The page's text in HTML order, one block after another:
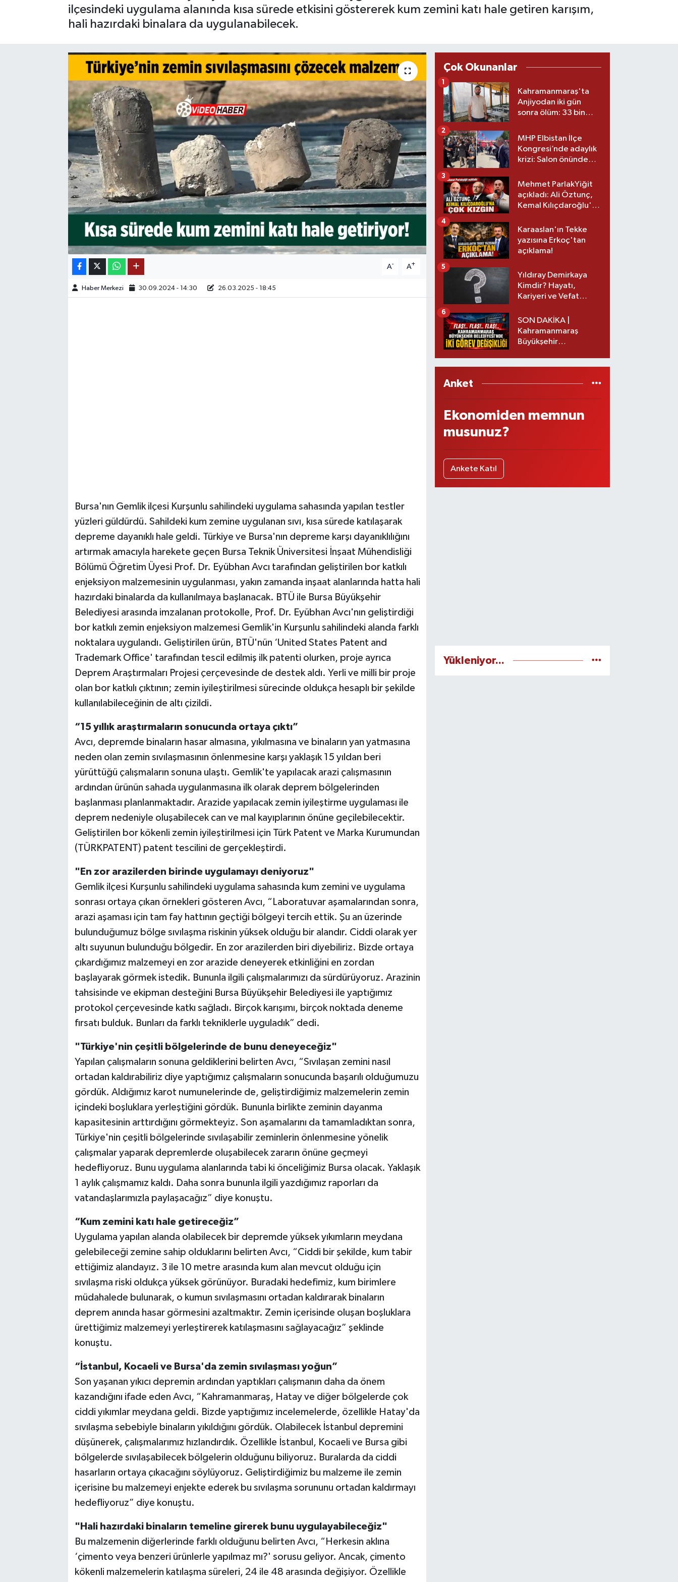
ilçesindeki uygulama alanında kısa sürede etkisini göstererek kum zemini katı hale getiren karışım,
hali hazırdaki binalara da uygulanabilecek.
A- A+
Haber Merkezi 30.09.2024 - 14:30 26.03.2025 - 18:45
Bursa'nın Gemlik ilçesi Kurşunlu sahilindeki uygulama sahasında yapılan testler
yüzleri güldürdü. Sahildeki kum zemine uygulanan sıvı, kısa sürede katılaşarak
depreme dayanıklı hale geldi. Türkiye ve Bursa'nın depreme karşı dayanıklılığını
artırmak amacıyla harekete geçen Bursa Teknik Üniversitesi İnşaat Mühendisliği
Bölümü Öğretim Üyesi Prof. Dr. Eyübhan Avcı tarafından geliştirilen bor katkılı
enjeksiyon malzemesinin uygulanması, yakın zamanda inşaat alanlarında hatta hali
hazırdaki binalarda da kullanılmaya başlanacak. BTÜ ile Bursa Büyükşehir
Belediyesi arasında imzalanan protokolle, Prof. Dr. Eyübhan Avcı'nın geliştirdiği
bor katkılı zemin enjeksiyon malzemesi Gemlik'in Kurşunlu sahilindeki alanda farklı
noktalara uygulandı. Geliştirilen ürün, BTÜ'nün ‘United States Patent and
Trademark Office' tarafından tescil edilmiş ilk patenti olurken, proje ayrıca
Deprem Araştırmaları Projesi çerçevesinde de destek aldı. Yerli ve milli bir proje
olan bor katkılı çıktının; zemin iyileştirilmesi sürecinde oldukça hesaplı bir şekilde
kullanılabileceğinin de altı çizildi.
“15 yıllık araştırmaların sonucunda ortaya çıktı”
Avcı, depremde binaların hasar almasına, yıkılmasına ve binaların yan yatmasına
neden olan zemin sıvılaşmasının önlenmesine karşı yaklaşık 15 yıldan beri
yürüttüğü çalışmaların sonuna ulaştı. Gemlik'te yapılacak arazi çalışmasının
ardından ürünün sahada uygulanmasına ilk olarak deprem bölgelerinden
başlanması planlanmaktadır. Arazide yapılacak zemin iyileştirme uygulaması ile
deprem nedeniyle oluşabilecek can ve mal kayıplarının önüne geçilebilecektir.
Geliştirilen bor kökenli zemin iyileştirilmesi için Türk Patent ve Marka Kurumundan
(TÜRKPATENT) patent tescilini de gerçekleştirdi.
"En zor arazilerden birinde uygulamayı deniyoruz"
Gemlik ilçesi Kurşunlu sahilindeki uygulama sahasında kum zemini ve uygulama
sonrası ortaya çıkan örnekleri gösteren Avcı, “Laboratuvar aşamalarından sonra,
arazi aşaması için tam fay hattının geçtiği bölgeyi tercih ettik. Şu an üzerinde
bulunduğumuz bölge sıvılaşma riskinin yüksek olduğu bir alandır. Ciddi olarak yer
altı suyunun bulunduğu bölgedir. En zor arazilerden biri diyebiliriz. Bizde ortaya
çıkardığımız malzemeyi en zor arazide deneyerek etkinliğini en zordan
başlayarak görmek istedik. Bununla ilgili çalışmalarımızı da sürdürüyoruz. Arazinin
tahsisinde ve ekipman desteğini Bursa Büyükşehir Belediyesi ile yaptığımız
protokol çerçevesinde katkı sağladı. Birçok karışımı, birçok noktada deneme
fırsatı bulduk. Bunları da farklı tekniklerle uyguladık” dedi.
"Türkiye'nin çeşitli bölgelerinde de bunu deneyeceğiz"
Yapılan çalışmaların sonuna geldiklerini belirten Avcı, “Sıvılaşan zemini nasıl
ortadan kaldırabiliriz diye yaptığımız çalışmaların sonucunda başarılı olduğumuzu
gördük. Aldığımız karot numunelerinde de, geliştirdiğimiz malzemelerin zemin
içindeki boşluklara yerleştiğini gördük. Bununla birlikte zeminin dayanma
kapasitesinin arttırdığını görmekteyiz. Son aşamalarını da tamamladıktan sonra,
Türkiye'nin çeşitli bölgelerinde sıvılaşabilir zeminlerin önlenmesine yönelik
çalışmalar yaparak depremlerde oluşabilecek zararın önüne geçmeyi
hedefliyoruz. Bunu uygulama alanlarında tabi ki önceliğimiz Bursa olacak. Yaklaşık
1 aylık çalışmamız kaldı. Daha sonra bununla ilgili yazdığımız raporları da
vatandaşlarımızla paylaşacağız” diye konuştu.
“Kum zemini katı hale getireceğiz”
Uygulama yapılan alanda olabilecek bir depremde yüksek yıkımların meydana
gelebileceği zemine sahip olduklarını belirten Avcı, “Ciddi bir şekilde, kum tabir
ettiğimiz alandayız. 3 ile 10 metre arasında kum alan mevcut olduğu için
sıvılaşma riski oldukça yüksek görünüyor. Buradaki hedefimiz, kum birimlere
müdahalede bulunarak, o kumun sıvılaşmasını ortadan kaldırarak binaların
deprem anında hasar görmesini azaltmaktır. Zemin içerisinde oluşan boşluklara
ürettiğimiz malzemeyi yerleştirerek katılaşmasını sağlayacağız” şeklinde
konuştu.
“İstanbul, Kocaeli ve Bursa'da zemin sıvılaşması yoğun”
Son yaşanan yıkıcı depremin ardından yaptıkları çalışmanın daha da önem
kazandığını ifade eden Avcı, “Kahramanmaraş, Hatay ve diğer bölgelerde çok
ciddi yıkımlar meydana geldi. Bizde yaptığımız incelemelerde, özellikle Hatay'da
sıvılaşma sebebiyle binaların yıkıldığını gördük. Olabilecek İstanbul depremini
düşünerek, çalışmalarımız hızlandırdık. Özellikle İstanbul, Kocaeli ve Bursa gibi
bölgelerde sıvılaşabilecek bölgelerin olduğunu biliyoruz. Buralarda da ciddi
hasarların ortaya çıkacağını söylüyoruz. Geliştirdiğimiz bu malzeme ile zemin
içerisine bu malzemeyi enjekte ederek bu sıvılaşma sorununu ortadan kaldırmayı
hedefliyoruz” diye konuştu.
"Hali hazırdaki binaların temeline girerek bunu uygulayabileceğiz"
Bu malzemenin diğerlerinde farklı olduğunu belirten Avcı, “Herkesin aklına
‘çimento veya benzeri ürünlerle yapılmaz mı?' sorusu geliyor. Ancak, çimento
kökenli malzemelerin katılaşma süreleri, 24 ile 48 arasında değişiyor. Özellikle
Çok Okunanlar
Kahramanmaraş'ta
Anjiyodan iki gün
sonra ölüm: 33 bin
savcılıkta
1
MHP Elbistan İlçe
Kongresi’nde adaylık
krizi: Salon önünde
2
Mehmet ParlakYiğit
açıkladı: Ali Öztunç,
Kemal Kılıçdaroğlu'na
3
Karaaslan'ın Tekke
yazısına Erkoç'tan
açıklama!
4
Yıldıray Demirkaya
Kimdir? Hayatı,
Kariyeri ve Vefat
5
SON DAKİKA |
Kahramanmaraş
Büyükşehir
6
Anket
Ekonomiden memnun
musunuz?
Ankete Katıl
Yükleniyor...
TEKNOLOJİ